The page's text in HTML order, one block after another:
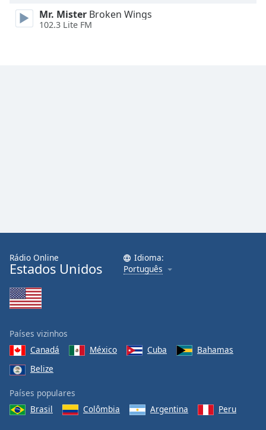
Mr. Mister Broken Wings
102.3 Lite FM
Rádio Online
Estados Unidos
Idioma:
Português
Países vizinhos
Canadá
México Cuba
Bahamas
Belize
Países populares
Brasil
Colômbia Argentina Peru